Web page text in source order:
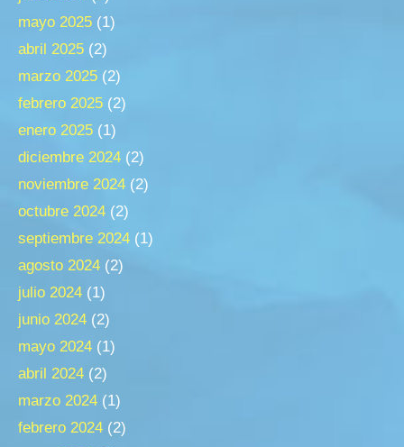
mayo 2025 (1)
abril 2025 (2)
marzo 2025 (2)
febrero 2025 (2)
enero 2025 (1)
diciembre 2024 (2)
noviembre 2024 (2)
octubre 2024 (2)
septiembre 2024 (1)
agosto 2024 (2)
julio 2024 (1)
junio 2024 (2)
mayo 2024 (1)
abril 2024 (2)
marzo 2024 (1)
febrero 2024 (2)